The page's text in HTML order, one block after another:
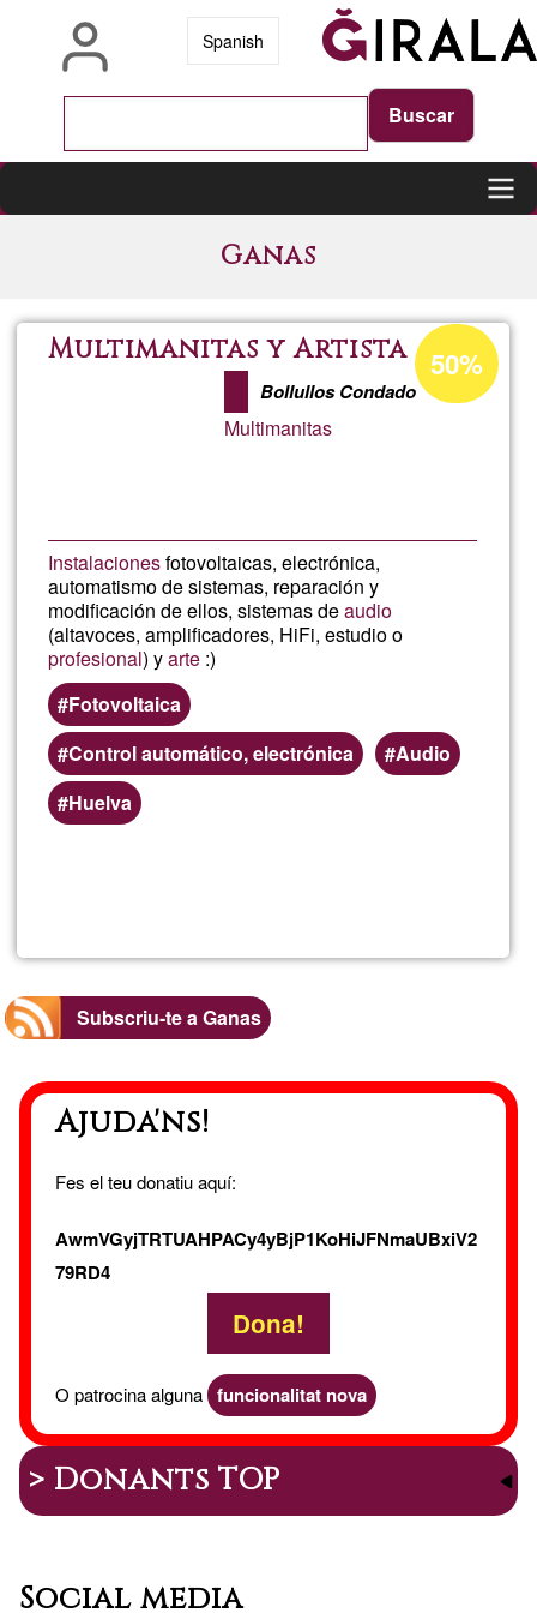
Spanish
Ganas
Multimanitas y Artista
Bollullos Condado
Multimanitas
Instalacionesfotovoltaicas, electrónica,
automatismo de sistemas, reparación y
modificación de ellos, sistemas deaudio
(altavoces, amplificadores, HiFi, estudio o
profesional) yarte :)
Fotovoltaica
Control automático, electrónica
Audio
Huelva
Percentatge
d'acceptació
de
50%
Subscriu-te a Ganas
Ajuda'ns!
Fes el teu donatiu aquí:
AwmVGyjTRTUAHPACy4yBjP1KoHiJFNmaUBxiV2
79RD4
Dona!
O patrocina alguna funcionalitat nova
> Donants TOP
Social media